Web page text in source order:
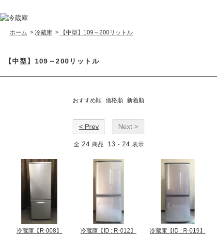
ホーム > 冷蔵庫 > 【中型】109～200リットル
【中型】109～200リットル
おすすめ順 価格順 新着順
< Prev Next >
全 24 商品 13 - 24 表示
冷蔵庫【R-008】
冷蔵庫【ID : R-012】
冷蔵庫【ID : R-019】